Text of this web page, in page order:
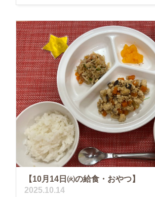
【10月14日㈫の給食・おやつ】
2025.10.14